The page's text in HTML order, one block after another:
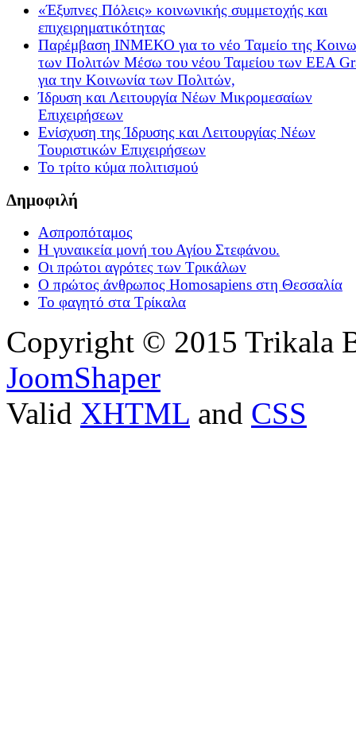
«Έξυπνες Πόλεις» κοινωνικής συμμετοχής και
επιχειρηματικότητας
Παρέμβαση ΙΝΜΕΚΟ για το νέο Ταμείο της
των Πολιτών Μέσω του νέου Ταμείου των ΕΕΑ
για την Κοινωνία των Πολιτών,
Ίδρυση και Λειτουργία Νέων Μικρομεσαίων
Επιχειρήσεων
Ενίσχυση της Ίδρυσης και Λειτουργίας Νέων
Τουριστικών Επιχειρήσεων
Το τρίτο κύμα πολιτισμού
Δημοφιλή
Ασπροπόταμος
Η γυναικεία μονή του Αγίου Στεφάνου.
Οι πρώτοι αγρότες των Τρικάλων
Ο πρώτος άνθρωπος Homosapiens στη Θεσσαλία
Το φαγητό στα Τρίκαλα
Copyright © 2015 Trikala
JoomShaper
Valid XHTML and CSS